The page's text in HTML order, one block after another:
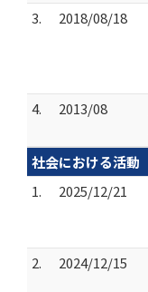
3.
2018/08/18
4.
2013/08
社会における活動
1.
2025/12/21
2.
2024/12/15